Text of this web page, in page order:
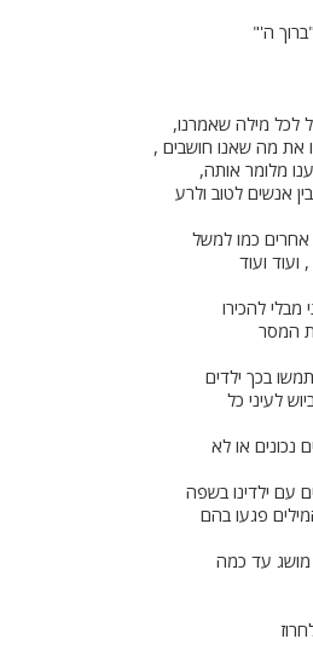
ה'"
לכל מילה שאמרנו,
את מה שאנו חושבים ,
מלומר אותה,
אנשים לטוב ולרע
אחרים כמו למשל
ועוד
להכירו
המסר
בכך ילדים
לעיני כל
נכונים או לא
עם ילדינו בשפה
פגעו בהם
מושג עד כמה